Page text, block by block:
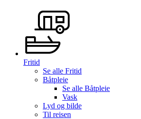
Fritid
Se alle Fritid
Båtpleie
Se alle Båtpleie
Vask
Lyd og bilde
Til reisen